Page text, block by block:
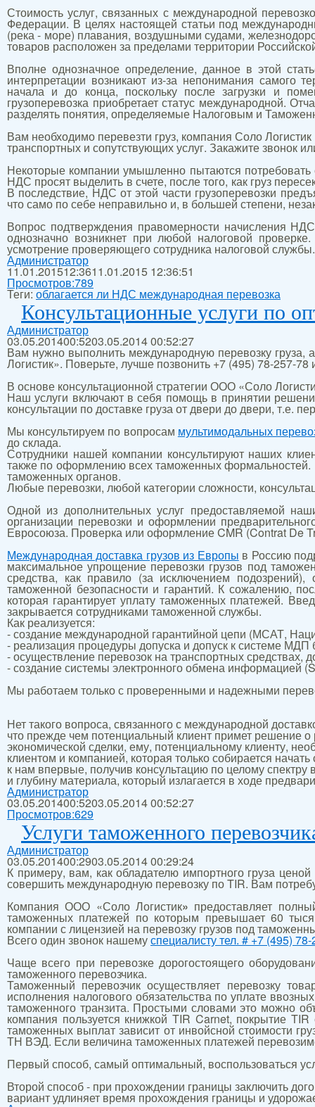
Стоимость услуг, связанных с международной
Федерации. В целях настоящей статьи под
(река - море) плавания, воздушными судами,
товаров расположен за пределами территории
Вполне однозначное определение, данное в этой
интерпретации возникают из-за непонимания самого
начала и до конца, поскольку после загрузки и
грузоперевозка приобретает статус международной.
разделять понятия, определяемые Налоговым и
Вам необходимо перевезти груз, компания Соло
транспортных и сопутствующих услуг. Закажите звонок
Некоторые компании умышленно пытаются
НДС просят выделить в счете, после того, как груз
В последствие, НДС от этой части грузоперевозки
что само по себе неправильно и, в большей степени,
Вопрос подтверждения правомерности начисления
однозначно возникнет при любой налоговой
усмотрение проверяющего сотрудника налоговой службы.
Администратор
11.01.201512:3611.01.2015 12:36:51
Просмотров:789
Теги:облагается ли НДС международная перевозка
Консультационные услуги по
Администратор
03.05.201400:5203.05.2014 00:52:27
Вам нужно выполнить международную перевозку груза,
Логистик». Поверьте, лучше позвонить +7 (495) 78-257-
В основе консультационной стратегии ООО «Соло
Наш услуги включают в себя помощь в принятии
консультации по доставке груза от двери до двери, т.е.
Мы консультируем по вопросам мультимодальных
до склада.
Сотрудники нашей компании консультируют наших
также по оформлению всех таможенных формальностей.
таможенных органов.
Любые перевозки, любой категории сложности,
Одной из дополнительных услуг предоставляемой
организации перевозки и оформлении
Евросоюза. Проверка или оформление CMR (Contrat De
Международная доставка грузов из Европы в Россию
максимальное упрощение перевозки грузов под
средства, как правило (за исключением
таможенной безопасности и гарантий. К сожалению,
которая гарантирует уплату таможенных платежей.
закрывается сотрудниками таможенной службы.
Как реализуется:
- создание международной гарантийной цепи (МСАТ,
- реализация процедуры допуска и допуск к системе
- осуществление перевозок на транспортных
- создание системы электронного обмена информацией
Мы работаем только с проверенными и надежными
Нет такого вопроса, связанного с международной
что прежде чем потенциальный клиент примет решение
экономической сделки, ему, потенциальному клиенту,
клиентом и компанией, которая только собирается
к нам впервые, получив консультацию по целому
и глубину материала, который излагается в ходе
Администратор
03.05.201400:5203.05.2014 00:52:27
Просмотров:629
Услуги таможенного
Администратор
03.05.201400:2903.05.2014 00:29:24
К примеру, вам, как обладателю импортного груза
совершить международную перевозку по TIR. Вам
Компания ООО «Соло Логистик» предоставляет
таможенных платежей по которым превышает 60
компании с лицензией на перевозку грузов под
Всего один звонок нашемуспециалисту тел. # +7 (495)
Чаще всего при перевозке дорогостоящего
таможенного перевозчика.
Таможенный перевозчик осуществляет перевозку
исполнения налогового обязательства по уплате
таможенного транзита. Простыми словами это можно
компания пользуется книжкой TIR Carnet, покрытие
таможенных выплат зависит от инвойсной стоимости
ТН ВЭД. Если величина таможенных платежей
Первый способ, самый оптимальный, воспользоваться
Второй способ - при прохождении границы заключить
вариант удлиняет время прохождения границы и